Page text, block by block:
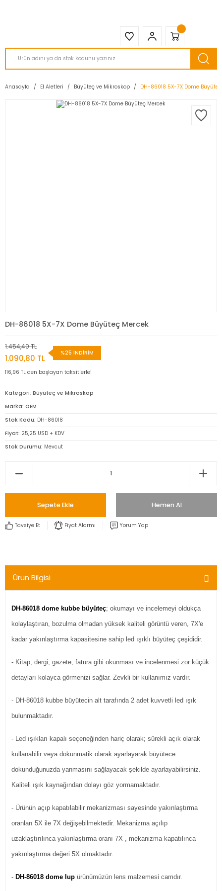
Anasayfa El Aletleri Büyüteç ve Mikroskop DH-86018 5X-7X Dome
DH-86018 5X-7X Dome Büyüteç Mercek
1.454,40 TL
1.090,80 TL
%25 İNDİRİM
116,96 TL den başlayan taksitlerle!
Kategori Büyüteç ve Mikroskop
Marka OEM
Stok Kodu DH-86018
Fiyat 25,25 USD + KDV
Stok Durumu Mevcut
Sepete Ekle Hemen Al
Tavsiye Et Fiyat Alarmı Yorum Yap
Ürün Bilgisi
DH-86018 dome kubbe büyüteç; okumayı ve incelemeyi oldukça
kolaylaştıran, bozulma olmadan yüksek kaliteli görüntü veren, 7X'e
kadar yakınlaştırma kapasitesine sahip led ışıklı büyüteç çeşididir.
- Kitap, dergi, gazete, fatura gibi okunması ve incelenmesi zor küçük
detayları kolayca görmenizi sağlar. Zevkli bir kullanımız vardır.
- DH-86018 kubbe büyütecin alt tarafında 2 adet kuvvetli led ışık
bulunmaktadır.
- Led ışıkları kapalı seçeneğinden hariç olarak; sürekli açık olarak
kullanabilir veya dokunmatik olarak ayarlayarak büyütece
dokunduğunuzda yanmasını sağlayacak şekilde ayarlayabilirsiniz.
Kaliteli ışık kaynağından dolayı göz yormamaktadır.
- Ürünün açıp kapatılabilir mekanizması sayesinde yakınlaştırma
oranları 5X ile 7X değişebilmektedir. Mekanizma açılıp
uzaklaştırılınca yakınlaştırma oranı 7X , mekanizma kapatılınca
yakınlaştırma değeri 5X olmaktadır.
- DH-86018 dome lup ürünümüzün lens malzemesi camdır.